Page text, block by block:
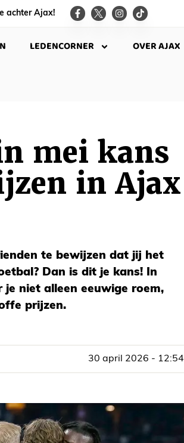
achter Ajax!
LEDENCORNER OVER AJAX
mei kans
in Ajax
te bewijzen dat jij het
Dan is dit je kans! In
niet alleen eeuwige roem,
prijzen.
30 april 2026 - 12:54